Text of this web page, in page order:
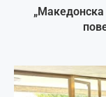
„Македонска